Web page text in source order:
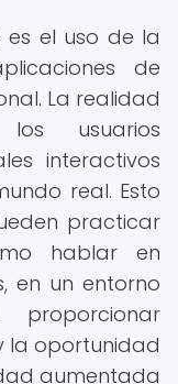
el uso de la
de
La realidad
usuarios
interactivos
real. Esto
practicar
hablar en
en un entorno
la oportunidad
aumentada